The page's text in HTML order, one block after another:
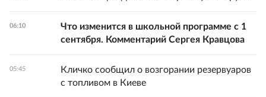
06:10
Что изменится в школьной программе с 1
сентября. Комментарий Сергея Кравцова
05:45
Кличко сообщил о возгорании резервуаров
с топливом в Киеве